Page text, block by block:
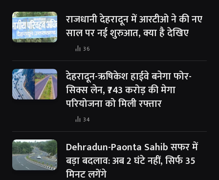
राजधानी देहरादून में आरटीओ ने की नए
साल पर नई शुरुआत, क्या है देखिए
36
देहरादून-ऋषिकेश हाईवे बनेगा फोर-
सिक्स लेन, ₹743 करोड़ की मेगा
परियोजना को मिली रफ्तार
34
Dehradun-Paonta Sahib सफर में
बड़ा बदलाव: अब 2 घंटे नहीं, सिर्फ 35
मिनट लगेंगे